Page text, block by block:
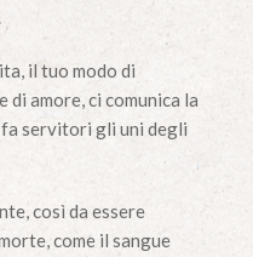
il tuo modo di
amore, ci comunica la
fa servitori gli uni degli
così da essere
come il sangue